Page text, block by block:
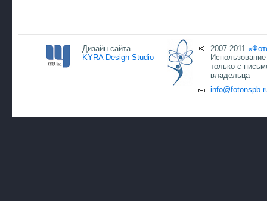
Дизайн сайта
KYRA Design Studio
2007-2011
только с
владельца